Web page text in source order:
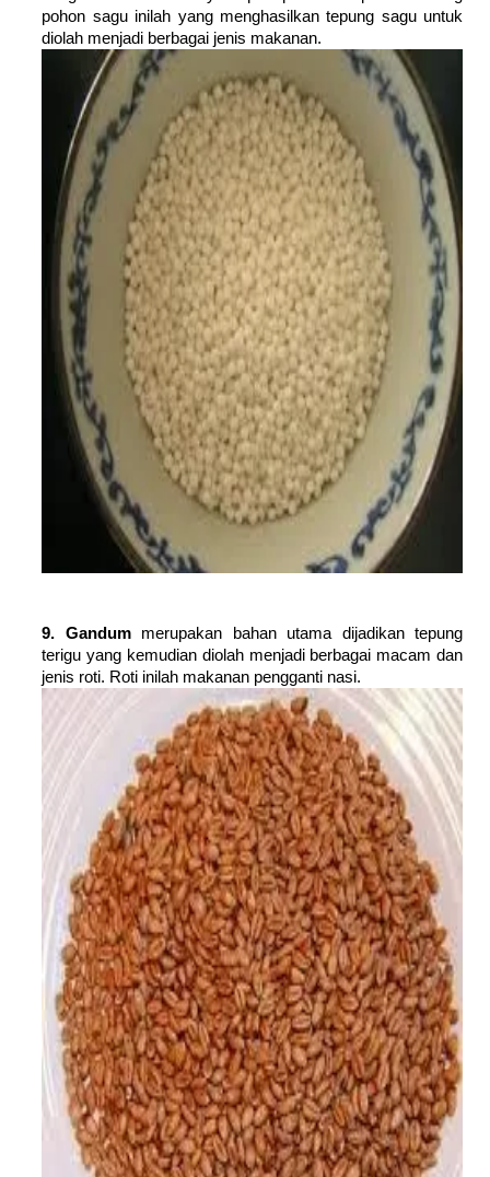
pohon sagu inilah yang menghasilkan tepung sagu untuk
diolah menjadi berbagai jenis makanan.
9. Gandum merupakan bahan utama dijadikan tepung
terigu yang kemudian diolah menjadi berbagai macam dan
jenis roti. Roti inilah makanan pengganti nasi.